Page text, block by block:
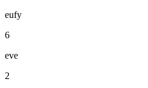
eufy
6
eve
2